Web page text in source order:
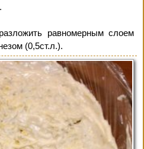
равномерным слоем
(0,5ст.л.).